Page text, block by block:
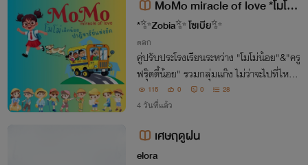
MoMo miracle of love *โมโม่ เ
ด็กน้อย ปาฎิหาริย์แห่งรัก*
*✨Zobia✨ โซเบีย✨
ตลก
คู่ปรับประโรงเรียนระหว่าง "โมโม่น้อย"&"ครู
ฟรุ๊ตตี้น้อย" รวมกลุ่มแก๊ง ไม่ว่าจะไปที่ไหนก็
ทำแต่เรื่องให้ต้องปวดหัว ความสนุกสนานก
ลายเป็นความวุ่นวาย อยู่ๆจากเด็กเก็บขยะกล
115 0 0 28
4 วันที่แล้ว
เศษฤดูฝน
elora